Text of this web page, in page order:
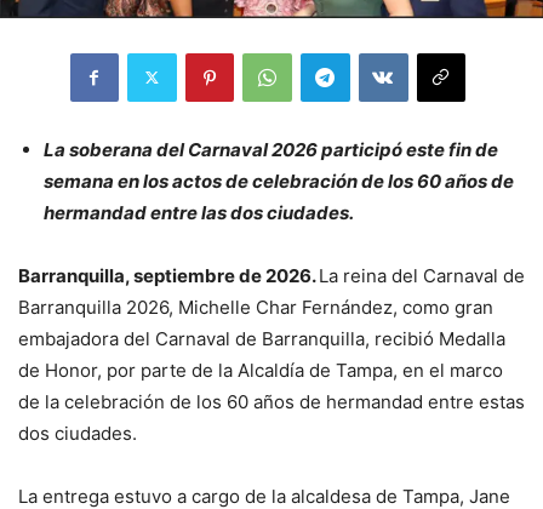
La soberana del Carnaval 2026 participó este fin de
semana en los actos de celebración de los 60 años de
hermandad entre las dos ciudades.
Barranquilla, septiembre de 2026.La reina del Carnaval de
Barranquilla 2026, Michelle Char Fernández, como gran
embajadora del Carnaval de Barranquilla, recibió Medalla
de Honor, por parte de la Alcaldía de Tampa, en el marco
de la celebración de los 60 años de hermandad entre estas
dos ciudades.
La entrega estuvo a cargo de la alcaldesa de Tampa, Jane